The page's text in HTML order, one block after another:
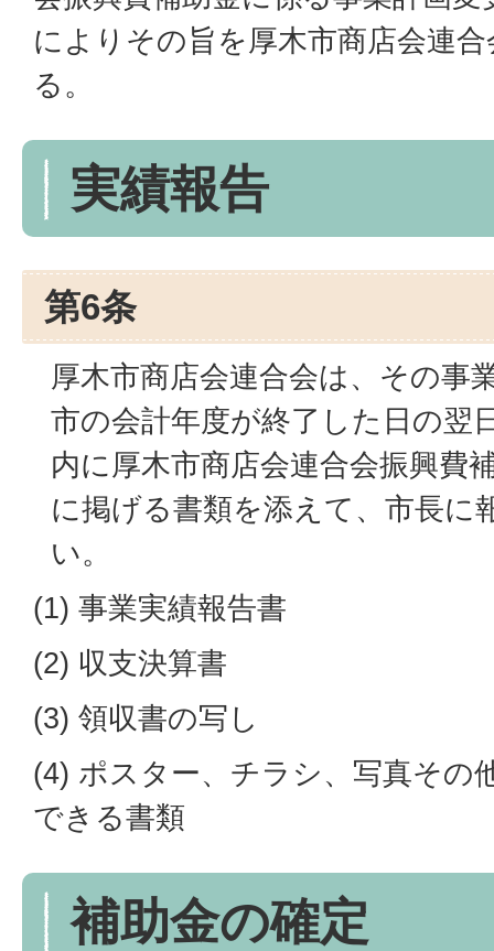
によりその旨を厚木市商店会連
る。
実績報告
第6条
厚木市商店会連合会は、その事
市の会計年度が終了した日の翌
内に厚木市商店会連合会振興費
に掲げる書類を添えて、市長に
い。
(1) 事業実績報告書
(2) 収支決算書
(3) 領収書の写し
(4) ポスター、チラシ、写真その
できる書類
補助金の確定